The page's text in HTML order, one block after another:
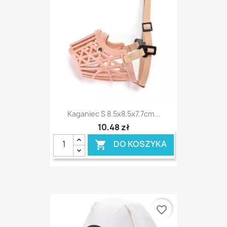
Kaganiec S 8.5x8.5x7.7cm...
10,48 zł
 DO KOSZYKA
favorite_border